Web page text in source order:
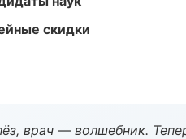
скидки
врач — волшебник.